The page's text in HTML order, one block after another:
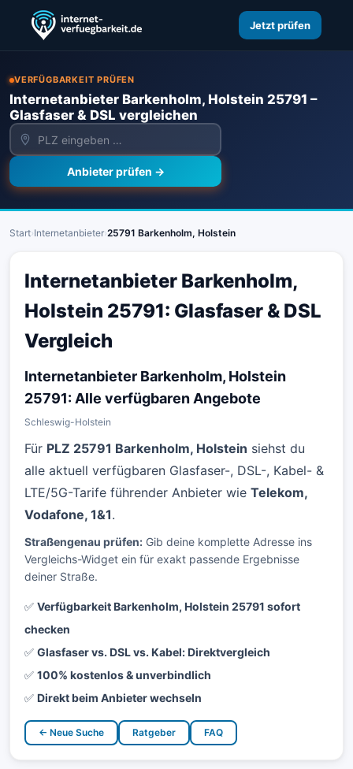
Jetzt prüfen
VERFÜGBARKEIT PRÜFEN
Internetanbieter Barkenholm, Holstein 25791 –
Glasfaser & DSL vergleichen
Anbieter prüfen →
Start›Internetanbieter›25791 Barkenholm, Holstein
Internetanbieter Barkenholm,
Holstein 25791: Glasfaser & DSL
Vergleich
Internetanbieter Barkenholm, Holstein
25791: Alle verfügbaren Angebote
Schleswig-Holstein
Für PLZ 25791 Barkenholm, Holstein siehst du
alle aktuell verfügbaren Glasfaser-, DSL-, Kabel- &
LTE/5G-Tarife führender Anbieter wie Telekom,
Vodafone, 1&1.
Straßengenau prüfen: Gib deine komplette Adresse ins
Vergleichs-Widget ein für exakt passende Ergebnisse
deiner Straße.
✅ Verfügbarkeit Barkenholm, Holstein 25791 sofort
checken
✅ Glasfaser vs. DSL vs. Kabel: Direktvergleich
✅ 100% kostenlos & unverbindlich
✅ Direkt beim Anbieter wechseln
← Neue Suche Ratgeber FAQ